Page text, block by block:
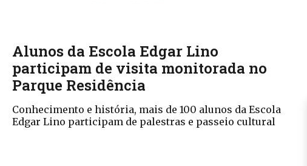
Alunos da Escola Edgar Lino
participam de visita monitorada no
Parque Residência
Conhecimento e história, mais de 100 alunos da Escola
Edgar Lino participam de palestras e passeio cultural